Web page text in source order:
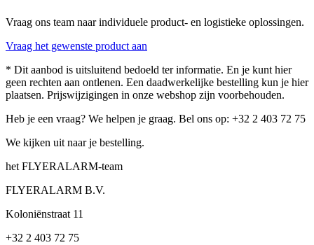
Vraag ons team naar individuele product- en logistieke oplossingen.
Vraag het gewenste product aan
* Dit aanbod is uitsluitend bedoeld ter informatie. En je kunt hier
geen rechten aan ontlenen. Een daadwerkelijke bestelling kun je hier
plaatsen. Prijswijzigingen in onze webshop zijn voorbehouden.
Heb je een vraag? We helpen je graag. Bel ons op: +32 2 403 72 75
We kijken uit naar je bestelling.
het FLYERALARM-team
FLYERALARM B.V.
Koloniënstraat 11
+32 2 403 72 75